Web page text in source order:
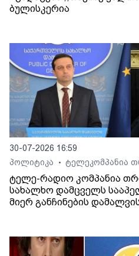
ბულისკერია
30-07-2026 16:59
პოლიტიკა
• ტელეკომპანია
ტელე-რადიო კომპანია
სახალხო დამცველს
მიერ განჩინების